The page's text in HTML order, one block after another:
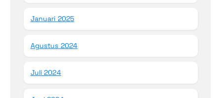
Januari 2025
Agustus 2024
Juli 2024